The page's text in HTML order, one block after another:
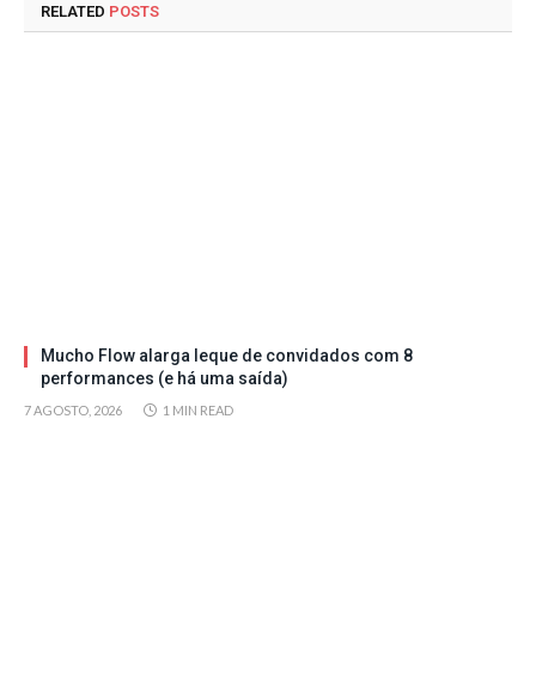
RELATED POSTS
Mucho Flow alarga leque de convidados com 8
performances (e há uma saída)
7 AGOSTO, 2026 1 MIN READ